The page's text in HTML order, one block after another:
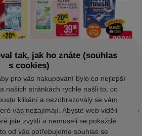
tak, jak ho znáte (souhlas
s cookies)
pro vás nakupování bylo co nejlepší
našich stránkách rychle našli to, co
klikání a nezobrazovaly se vám
vás nezajímají. Abyste web viděli
jste zvyklí a nemuseli se pokaždé
od vás potřebujeme souhlas se